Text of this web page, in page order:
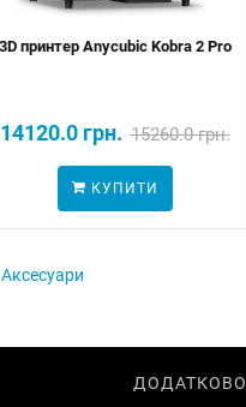
3D принтер Anycubic Kobra 2 Pro
14120.0 грн. 15260.0 грн.
КУПИТИ
Аксесуари
ДОДАТКОВО